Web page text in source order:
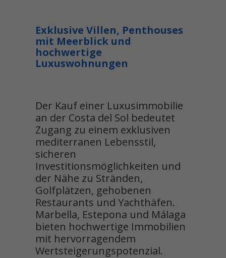
Exklusive Villen, Penthouses
mit Meerblick und
hochwertige
Luxuswohnungen
Der Kauf einer Luxusimmobilie
an der Costa del Sol bedeutet
Zugang zu einem exklusiven
mediterranen Lebensstil,
sicheren
Investitionsmöglichkeiten und
der Nähe zu Stränden,
Golfplätzen, gehobenen
Restaurants und Yachthäfen.
Marbella, Estepona und Málaga
bieten hochwertige Immobilien
mit hervorragendem
Wertsteigerungspotenzial.